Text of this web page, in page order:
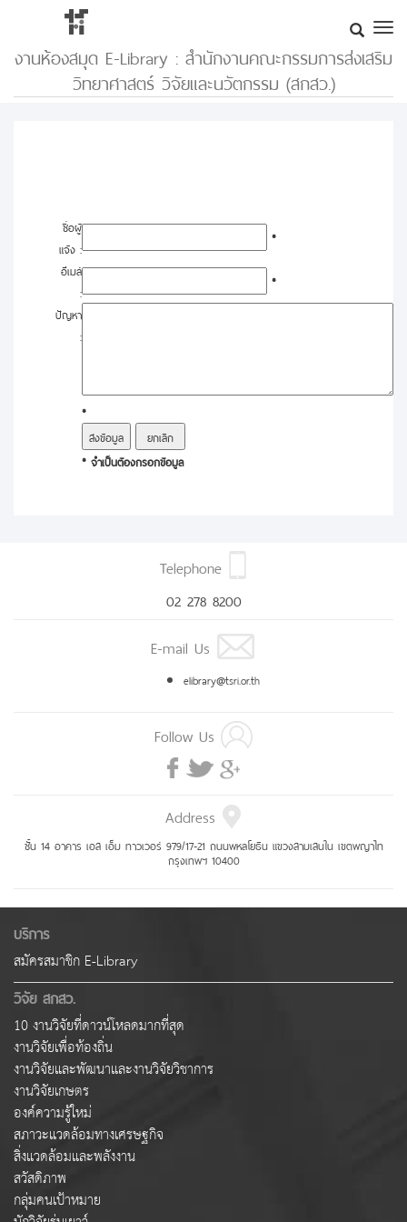
งานห้องสมุด E-Library : สำนักงานคณะกรรมการส่งเสริม
วิทยาศาสตร์ วิจัยและนวัตกรรม (สกสว.)
ชื่อผู้
แจ้ง :
*
อีเมล์
:
*
ปัญหา
:
*
* จำเป็นต้องกรอกข้อมูล
Telephone
02 278 8200
E-mail Us
elibrary@tsri.or.th
Follow Us
Address
ชั้น 14 อาคาร เอส เอ็ม ทาวเวอร์ 979/17-21 ถนนพหลโยธิน แขวงสามเสนใน เขตพญาไท
กรุงเทพฯ 10400
บริการ
สมัครสมาชิก E-Library
วิจัย สกสว.
10 งานวิจัยที่ดาวน์โหลดมากที่สุด
งานวิจัยเพื่อท้องถิ่น
งานวิจัยและพัฒนาและงานวิจัยวิชาการ
งานวิจัยเกษตร
องค์ความรู้ใหม่
สภาวะแวดล้อมทางเศรษฐกิจ
สิ่งแวดล้อมและพลังงาน
สวัสดิภาพ
กลุ่มคนเป้าหมาย